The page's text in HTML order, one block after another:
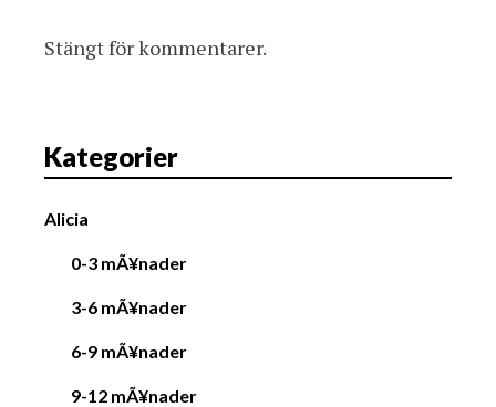
Stängt för kommentarer.
Kategorier
Alicia
0-3 mÃ¥nader
3-6 mÃ¥nader
6-9 mÃ¥nader
9-12 mÃ¥nader